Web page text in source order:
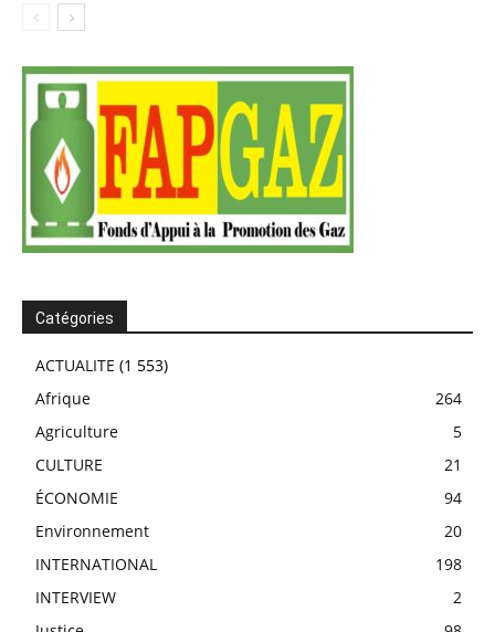
Catégories
ACTUALITE (1 553)
Afrique
264
Agriculture
5
CULTURE
21
ÉCONOMIE
94
Environnement
20
INTERNATIONAL
198
INTERVIEW
2